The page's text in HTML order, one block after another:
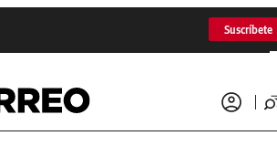
Suscríbete